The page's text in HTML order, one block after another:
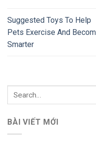
Suggested Toys To Help
Pets Exercise And
Smarter
BÀI VIẾT MỚI